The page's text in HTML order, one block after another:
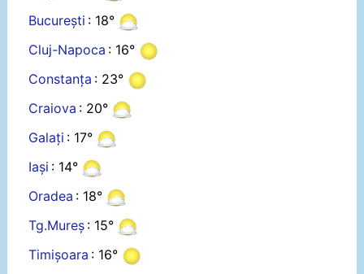
București : 18°
Cluj-Napoca : 16°
Constanța : 23°
Craiova : 20°
Galați : 17°
Iași : 14°
Oradea : 18°
Tg.Mureș : 15°
Timișoara : 16°